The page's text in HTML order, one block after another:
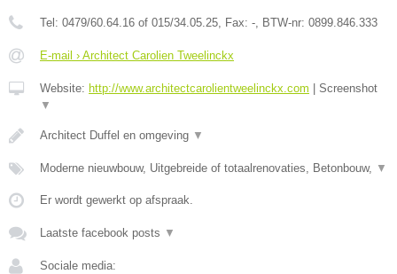
Tel: 0479/60.64.16 of 015/34.05.25, Fax: -, BTW-nr: 0899.846.333
E-mail › Architect Carolien Tweelinckx
Website: http://www.architectcarolientweelinckx.com
Screenshot
▼
Architect Duffel en omgeving ▼
Moderne nieuwbouw, Uitgebreide of totaalrenovaties, Betonbouw, ▼
Er wordt gewerkt op afspraak.
Laatste facebook posts ▼
Sociale media: